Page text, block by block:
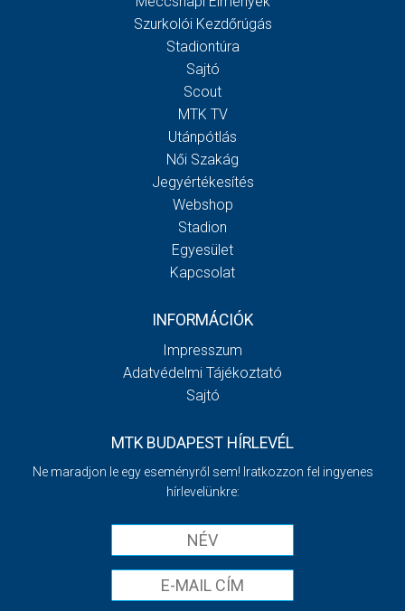
Szurkolói Kezdőrúgás
Stadiontúra
Sajtó
Scout
MTK TV
Utánpótlás
Női Szakág
Jegyértékesítés
Webshop
Stadion
Egyesület
Kapcsolat
INFORMÁCIÓK
Impresszum
Adatvédelmi Tájékoztató
Sajtó
MTK BUDAPEST HÍRLEVÉL
Ne maradjon le egy eseményről sem! Iratkozzon fel ingyenes
hírlevelünkre: